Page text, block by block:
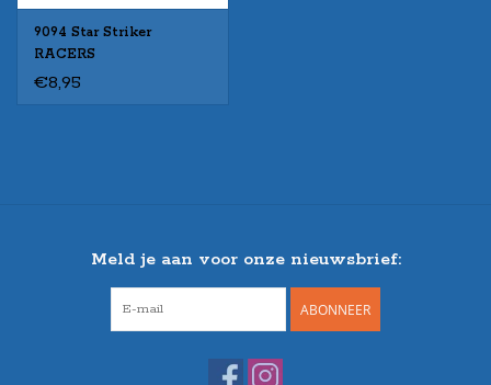
9094 Star Striker
RACERS
€8,95
Meld je aan voor onze nieuwsbrief:
ABONNEER